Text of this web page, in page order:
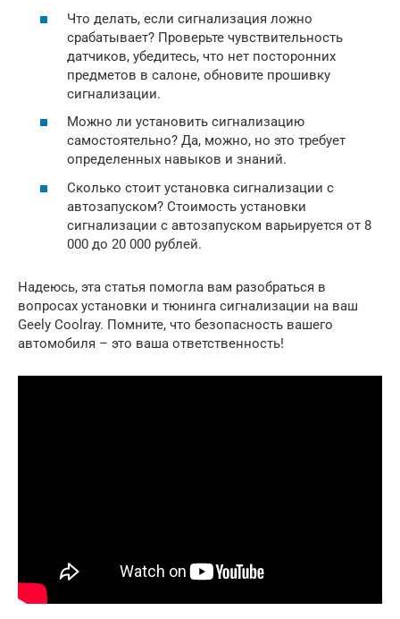
Что делать, если сигнализация ложно
срабатывает? Проверьте чувствительность
датчиков, убедитесь, что нет посторонних
предметов в салоне, обновите прошивку
сигнализации.
Можно ли установить сигнализацию
самостоятельно? Да, можно, но это требует
определенных навыков и знаний.
Сколько стоит установка сигнализации с
автозапуском? Стоимость установки
сигнализации с автозапуском варьируется от 8
000 до 20 000 рублей.
Надеюсь, эта статья помогла вам разобраться в
вопросах установки и тюнинга сигнализации на ваш
Geely Coolray. Помните, что безопасность вашего
автомобиля – это ваша ответственность!